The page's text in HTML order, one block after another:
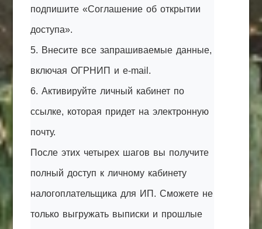
подпишите «Соглашение об открытии
доступа».
5. Внесите все запрашиваемые данные,
включая ОГРНИП и e-mail.
6. Активируйте личный кабинет по
ссылке, которая придет на электронную
почту.
После этих четырех шагов вы получите
полный доступ к личному кабинету
налогоплательщика для ИП. Сможете не
только выгружать выписки и прошлые